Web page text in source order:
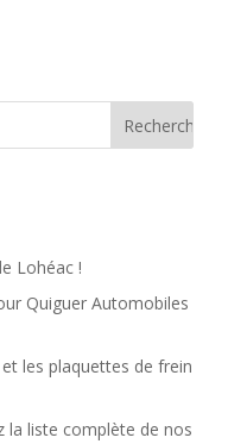
Lohéac !
Quiguer Automobiles
les plaquettes de frein
la liste complète de nos